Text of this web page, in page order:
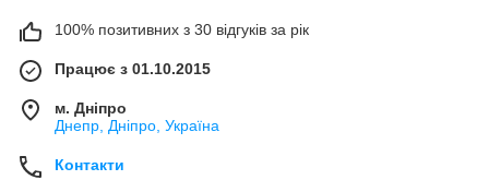
100% позитивних з 30 відгуків за рік
Працює з 01.10.2015
м. Дніпро
Днепр, Дніпро, Україна
Контакти